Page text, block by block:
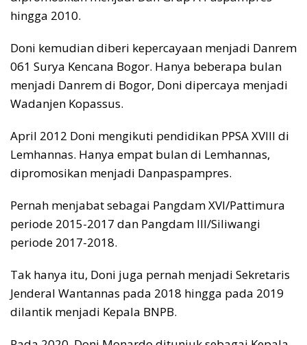
hingga 2010.
Doni kemudian diberi kepercayaan menjadi Danrem
061 Surya Kencana Bogor. Hanya beberapa bulan
menjadi Danrem di Bogor, Doni dipercaya menjadi
Wadanjen Kopassus.
April 2012 Doni mengikuti pendidikan PPSA XVIII di
Lemhannas. Hanya empat bulan di Lemhannas,
dipromosikan menjadi Danpaspampres.
Pernah menjabat sebagai Pangdam XVI/Pattimura
periode 2015-2017 dan Pangdam III/Siliwangi
periode 2017-2018.
Tak hanya itu, Doni juga pernah menjadi Sekretaris
Jenderal Wantannas pada 2018 hingga pada 2019
dilantik menjadi Kepala BNPB.